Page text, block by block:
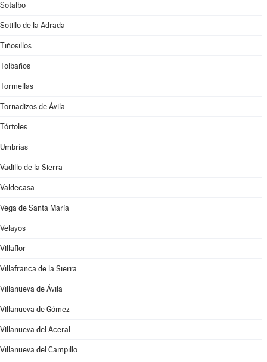
Sotalbo
Sotillo de la Adrada
Tiñosillos
Tolbaños
Tormellas
Tornadizos de Ávila
Tórtoles
Umbrías
Vadillo de la Sierra
Valdecasa
Vega de Santa María
Velayos
Villaflor
Villafranca de la Sierra
Villanueva de Ávila
Villanueva de Gómez
Villanueva del Aceral
Villanueva del Campillo